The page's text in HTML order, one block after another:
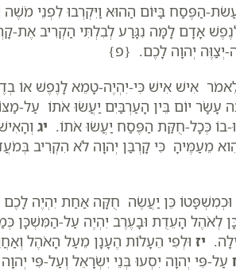
הַפֶּסַח בַּיּוֹם הַהוּא וַיִּקְרְבוּ לִפְנֵי מֹשֶׁה
אָדָם לָמָּה נִגָּרַע לְבִלְתִּי הַקְרִיב אֶת-
יְהוָה לָכֶם. {פ}
אִישׁ אִישׁ כִּי-יִהְיֶה-טָמֵא לָנֶפֶשׁ אוֹ
יוֹם בֵּין הָעַרְבַּיִם יַעֲשׂוּ אֹתוֹ עַל-
בוֹ כְּכָל-חֻקַּת הַפֶּסַח יַעֲשׂוּ אֹתוֹ. יג
מֵעַמֶּיהָ כִּי קָרְבַּן יְהוָה לֹא הִקְרִיב
כֵּן יַעֲשֶׂה חֻקָּה אַחַת יִהְיֶה לָכֶם
לְאֹהֶל הָעֵדֻת וּבָעֶרֶב יִהְיֶה עַל-הַמִּשְׁכָּן
יז וּלְפִי הֵעָלוֹת הֶעָנָן מֵעַל הָאֹהֶל
עַל-פִּי יְהוָה יִסְעוּ בְּנֵי יִשְׂרָאֵל וְעַל-פִּי